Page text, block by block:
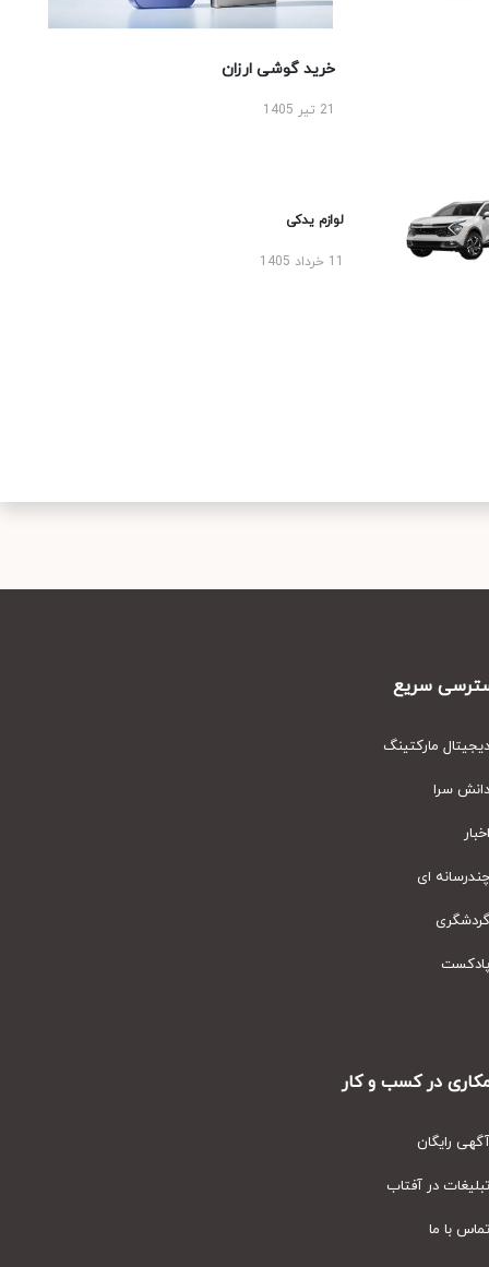
خرید گوشی ارزان
لوازم یدکی
سریع
مارکتینگ
سرا
ای
در کسب و کار
رایگان
در آفتاب
با ما